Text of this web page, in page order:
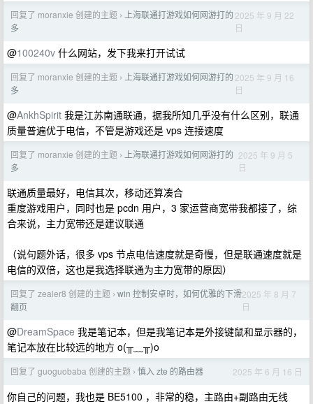
回复了 moranxie 创建的主题 ›
上海联通打游戏如何网游打的
多
2025 年 9 月 22
日
@100240v 什么网站，发下我来打开试试
回复了 moranxie 创建的主题 ›
上海联通打游戏如何网游打的
多
2025 年 9 月 16
日
@AnkhSpirit 我是江苏南通联通，据我所知几乎没有什么区别，联通
质量普遍优于电信，不管是游戏还是 vps 连接速度
回复了 moranxie 创建的主题 ›
上海联通打游戏如何网游打的
多
2025 年 9 月 5
日
联通质量最好，电信其次，移动还算凑合
重度游戏用户，同时也是 pcdn 用户，3 家运营商宽带我都接了，综
合来说，主力宽带还是建议联通
（说句题外话，很多 vps 节点电信速度就是奇慢，但是联通速度就是
电信的双倍，这也是我选择联通为主力宽带的原因）
回复了 zealer8 创建的主题 › win 控制安卓时，如何优雅的下滑
翻页
2025 年 8 月 7
日
@DreamSpace 我是笔记本，但是我笔记本是外接键鼠和显示器的，
笔记本放在比较远的地方 o(╥﹏╥)o
回复了 guoguobaba 创建的主题 › 慎入 zte 的路由器 2025 年 6 月 16 日
你自己的问题，我也是 BE5100 ，非常的稳，主路由+副路由无线